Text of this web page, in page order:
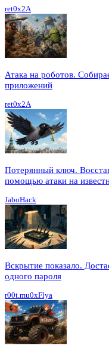
ret0x2A
Атака на роботов.
приложений
ret0x2A
Потерянный ключ.
помощью атаки на
JaboHack
Вскрытие показало.
одного пароля
r00t.mu0xFlya